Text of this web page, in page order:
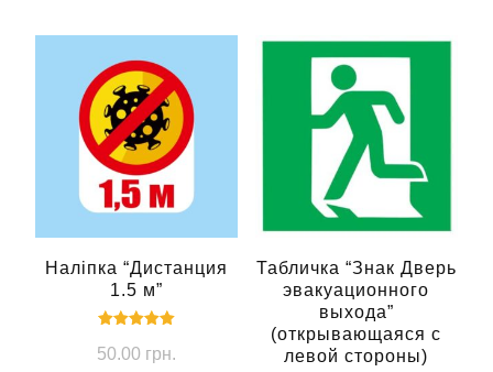
Наліпка “Дистанция
1.5 м”
5.00
50.00 грн.
Табличка “Знак Дверь
эвакуационного
выхода”
(открывающаяся с
левой стороны)